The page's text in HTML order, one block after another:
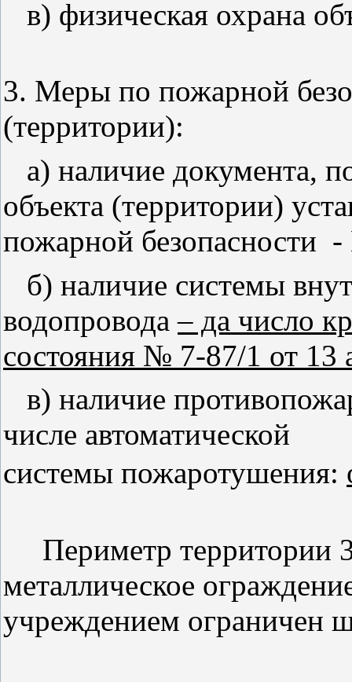
в) физическая охрана
3. Меры по пожарной
(территории):
а) наличие документа,
объекта (территории)
пожарной безопасности
б) наличие системы
водопровода– да число
состояния № 7-87/1 от 13
в) наличие
числе автоматической
системы пожаротушения:
Периметр территории
металлическое
учреждением ограничен